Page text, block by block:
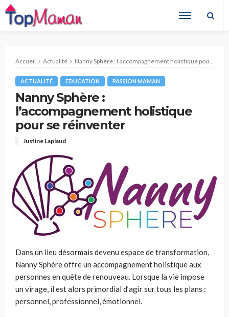
Accueil Actualité Nanny Sphère : l’accompagnement holistique pour se réinventer
ACTUALITÉ EDUCATION PASSION MAMAN
Nanny Sphère :
l’accompagnement holistique
pour se réinventer
Justine Laplaud
Dans un lieu désormais devenu espace de transformation,
Nanny Sphère offre un accompagnement holistique aux
personnes en quête de renouveau. Lorsque la vie impose
un virage, il est alors primordial d’agir sur tous les plans :
personnel, professionnel, émotionnel.